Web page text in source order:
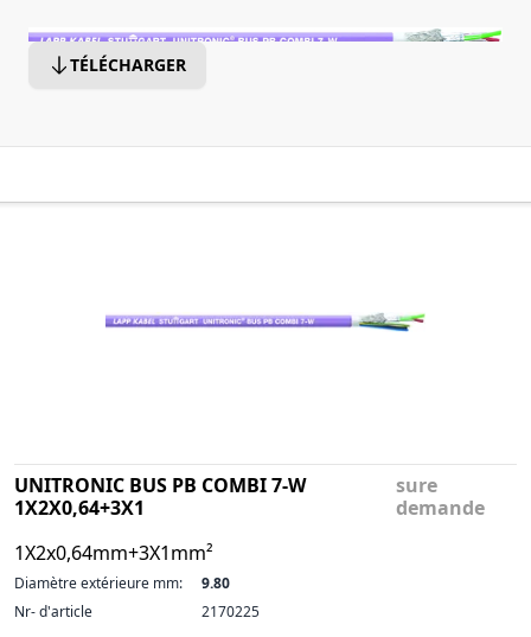
TÉLÉCHARGER
UNITRONIC BUS PB COMBI 7-W
1X2X0,64+3X1
1X2x0,64mm+3X1mm²
sure
demande
Diamètre extérieure mm:
9.80
Nr- d'article
2170225